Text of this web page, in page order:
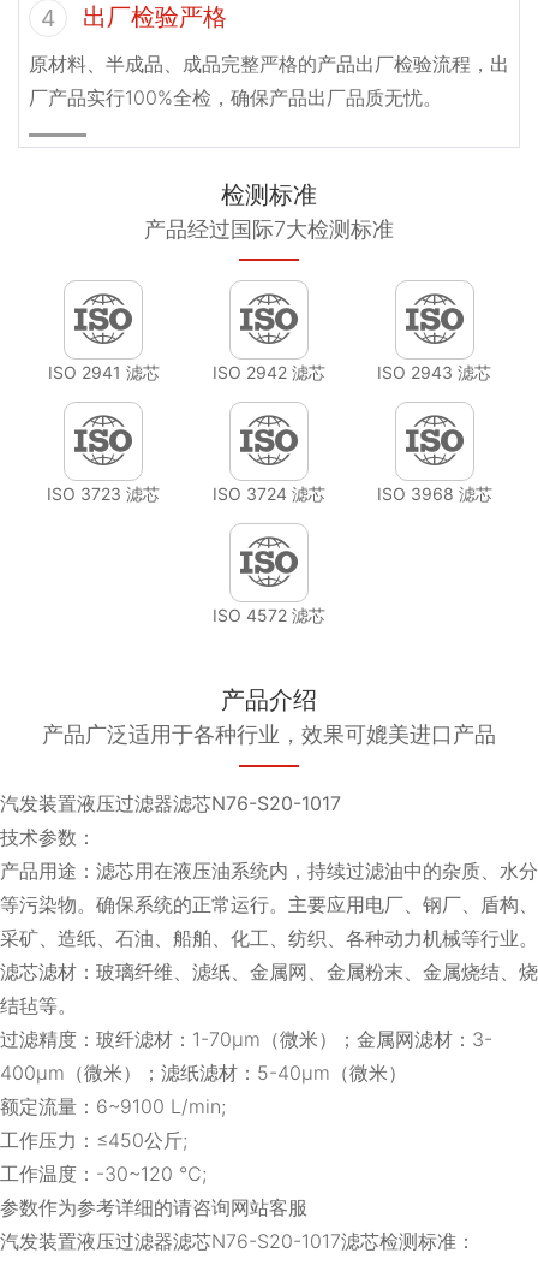
4 出厂检验严格
原材料、半成品、成品完整严格的产品出厂检验流程，出
厂产品实行100%全检，确保产品出厂品质无忧。
检测标准
产品经过国际7大检测标准
ISO 2941 滤芯 ISO 2942 滤芯 ISO 2943 滤芯
ISO 3723 滤芯 ISO 3724 滤芯 ISO 3968 滤芯
ISO 4572 滤芯
产品介绍
产品广泛适用于各种行业，效果可媲美进口产品
汽发装置液压过滤器滤芯N76-S20-1017
技术参数：
产品用途：滤芯用在液压油系统内，持续过滤油中的杂质、水分
等污染物。确保系统的正常运行。主要应用电厂、钢厂、盾构、
采矿、造纸、石油、船舶、化工、纺织、各种动力机械等行业。
滤芯滤材：玻璃纤维、滤纸、金属网、金属粉末、金属烧结、烧
结毡等。
过滤精度：玻纤滤材：1-70μm（微米）；金属网滤材：3-
400μm（微米）；滤纸滤材：5-40μm（微米）
额定流量：6~9100 L/min;
工作压力：≤450公斤;
工作温度：-30~120 ℃;
参数作为参考详细的请咨询网站客服
汽发装置液压过滤器滤芯N76-S20-1017滤芯检测标准：